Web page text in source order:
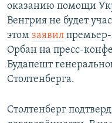
оказанию помощи
Венгрия не будет
этом заявил
Орбан на пресс-
Будапешт
Столтенберга.
Столтенберг